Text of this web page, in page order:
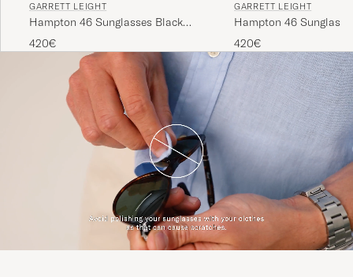
GARRETT LEIGHT
Hampton 46 Sunglasses Black
Glass
420€
GARRETT LEIGHT
Hampton 46
Glass
420€